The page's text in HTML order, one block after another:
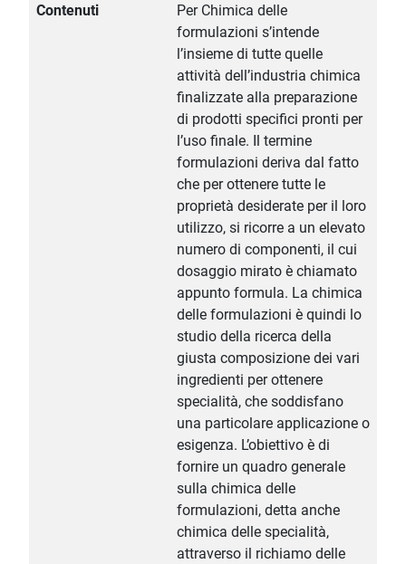
Contenuti
Per Chimica delle
formulazioni s’intende
l’insieme di tutte quelle
attività dell’industria chimica
finalizzate alla preparazione
di prodotti specifici pronti per
l’uso finale. Il termine
formulazioni deriva dal fatto
che per ottenere tutte le
proprietà desiderate per il loro
utilizzo, si ricorre a un elevato
numero di componenti, il cui
dosaggio mirato è chiamato
appunto formula. La chimica
delle formulazioni è quindi lo
studio della ricerca della
giusta composizione dei vari
ingredienti per ottenere
specialità, che soddisfano
una particolare applicazione o
esigenza. L’obiettivo è di
fornire un quadro generale
sulla chimica delle
formulazioni, detta anche
chimica delle specialità,
attraverso il richiamo delle